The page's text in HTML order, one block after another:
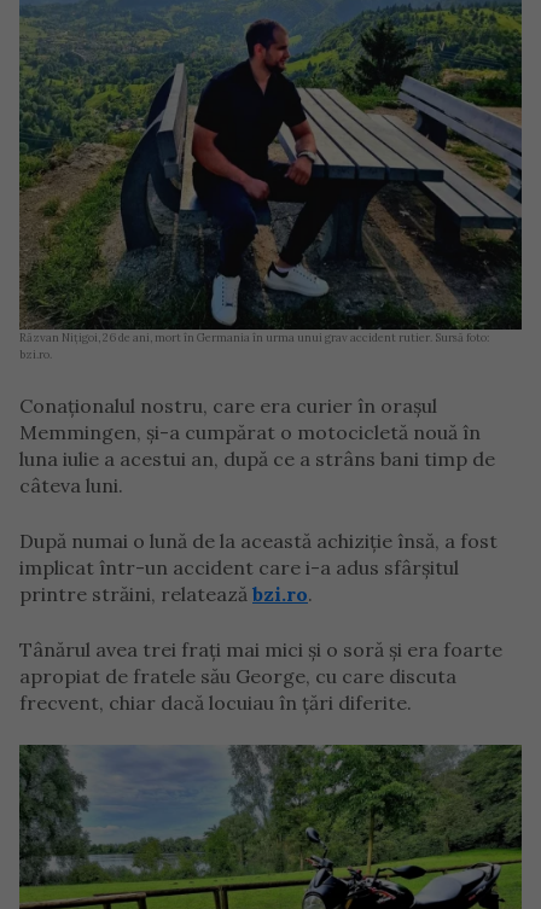
Răzvan Nițigoi, 26 de ani, mort în Germania în urma unui grav accident rutier. Sursă foto:
bzi.ro.
Conaționalul nostru, care era curier în orașul
Memmingen, și-a cumpărat o motocicletă nouă în
luna iulie a acestui an, după ce a strâns bani timp de
câteva luni.
După numai o lună de la această achiziție însă, a fost
implicat într-un accident care i-a adus sfârșitul
printre străini, relatează bzi.ro.
Tânărul avea trei frați mai mici și o soră și era foarte
apropiat de fratele său George, cu care discuta
frecvent, chiar dacă locuiau în țări diferite.